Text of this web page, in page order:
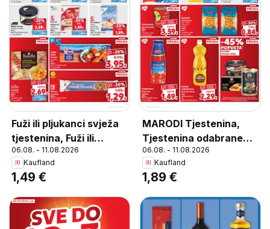
Fuži ili pljukanci svježa
tjestenina, Fuži ili
pljukanci svježa
tjestenina 400 g
06.08. - 11.08.2026
Kaufland
1,49 €
MARODI Tjestenina,
Tjestenina odabrane
vrste 400 g
06.08. - 11.08.2026
Kaufland
1,89 €